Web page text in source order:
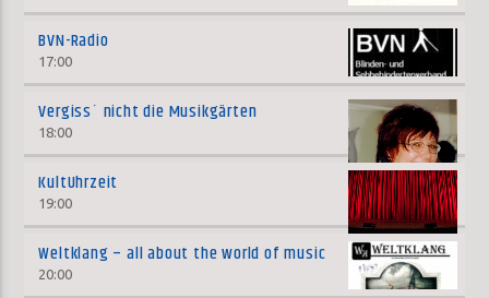
BVN-Radio
17:00
Vergiss´ nicht die Musikgärten
18:00
KultUhrzeit
19:00
Weltklang – all about the world of music
20:00